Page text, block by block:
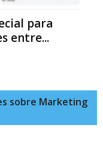
para
entre...
sobre Marketing